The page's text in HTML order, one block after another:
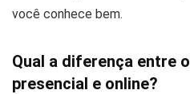
você conhece bem.
Qual a diferença entre
presencial e online?